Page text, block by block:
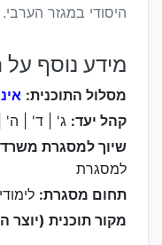
היסודי במגזר הערבי.
מידע נוסף על
מסלול התוכנית:
קהל יעד: ג' | ד' | ה'
שיוך למסגרת משרד
למסגרת
תחום מסגרת: לימודי
מקור תוכנית (יוצר